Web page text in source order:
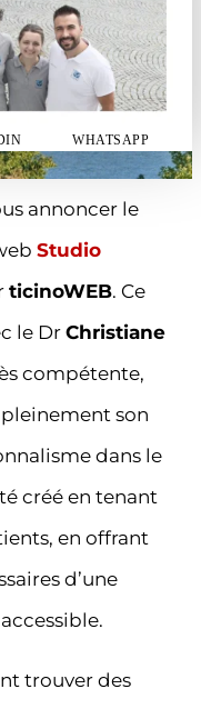
WHATSAPP
annoncer le
Studio
ticinoWEB. Ce
le Dr Christiane
compétente,
son
dans le
créé en tenant
en offrant
d’une
trouver des